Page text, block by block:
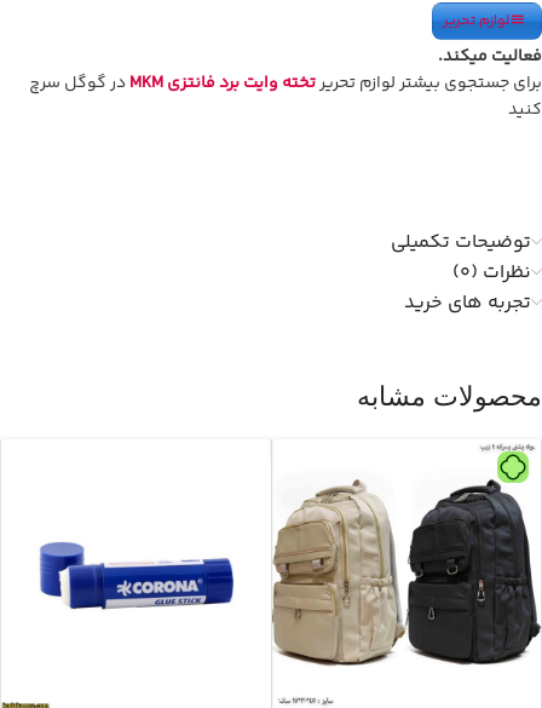
لوازم تحریر
فعالیت میکند.
برای جستجوی بیشتر لوازم تحریرتخته وایت برد فانتزی MKM
در گوگل سرچ
کنید
توضیحات تکمیلی
نظرات (0)
تجربه های خرید
محصولات مشابه